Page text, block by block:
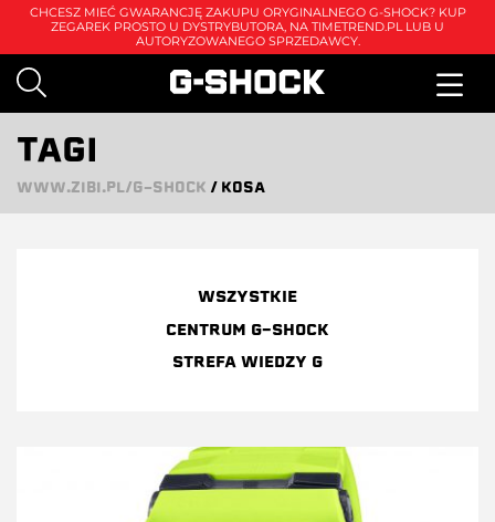
CHCESZ MIEĆ GWARANCJĘ ZAKUPU ORYGINALNEGO G-SHOCK? KUP
ZEGAREK PROSTO U DYSTRYBUTORA, NA TIMETREND.PL LUB U
AUTORYZOWANEGO SPRZEDAWCY.
TAGI
WWW.ZIBI.PL/G-SHOCK / KOSA
WSZYSTKIE
CENTRUM G-SHOCK
STREFA WIEDZY G